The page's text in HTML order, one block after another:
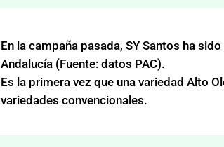
En la campaña pasada, SY Santos ha
Andalucía (Fuente: datos PAC).
Es la primera vez que una variedad Alto
variedades convencionales.